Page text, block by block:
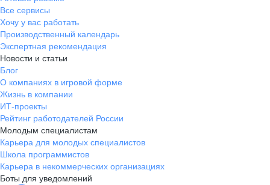
Все сервисы
Хочу у вас работать
Производственный календарь
Экспертная рекомендация
Новости и статьи
Блог
О компаниях в игровой форме
Жизнь в компании
ИТ-проекты
Рейтинг работодателей России
Молодым специалистам
Карьера для молодых специалистов
Школа программистов
Карьера в некоммерческих организациях
Боты для уведомлений